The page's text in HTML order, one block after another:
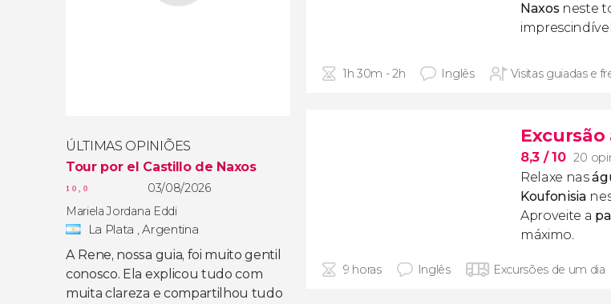
ÚLTIMAS OPINIÕES
Tour por el Castillo de Naxos
10,0
03/08/2026
Mariela Jordana Eddi
La Plata , Argentina
A Rene, nossa guia, foi muito gentil
conosco. Ela explicou tudo com
muita clareza e compartilhou tudo
Naxosneste
1h 30m - 2h Inglês Visitas guiadas e
8,3 / 10 20
Relaxe nas
Koufonisia
Aproveite a
máximo.
9 horas Inglês Excursões de um dia